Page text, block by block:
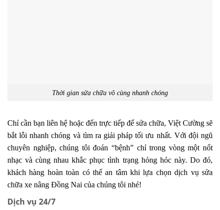
Thời gian sửa chữa vô cùng nhanh chóng
Chỉ cần bạn liên hệ hoặc đến trực tiếp để sửa chữa, Việt Cường sẽ
bắt lỗi nhanh chóng và tìm ra giải pháp tối ưu nhất. Với đội ngũ
chuyên nghiệp, chúng tôi đoán “bệnh” chỉ trong vòng một nốt
nhạc và cùng nhau khắc phục tình trạng hỏng hóc này. Do đó,
khách hàng hoàn toàn có thể an tâm khi lựa chọn dịch vụ sửa
chữa xe nâng Đồng Nai của chúng tôi nhé!
Dịch vụ 24/7